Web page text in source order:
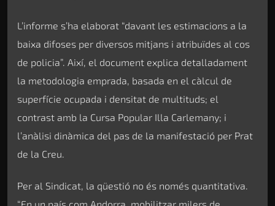
L’informe s’ha elaborat “davant les estimacions a la
baixa difoses per diversos mitjans i atribuïdes al cos
de policia”. Així, el document explica detalladament
la metodologia emprada, basada en el càlcul de
superfície ocupada i densitat de multituds; el
contrast amb la Cursa Popular Illa Carlemany; i
l’anàlisi dinàmica del pas de la manifestació per Prat
de la Creu.
Per al Sindicat, la qüestió no és només quantitativa.